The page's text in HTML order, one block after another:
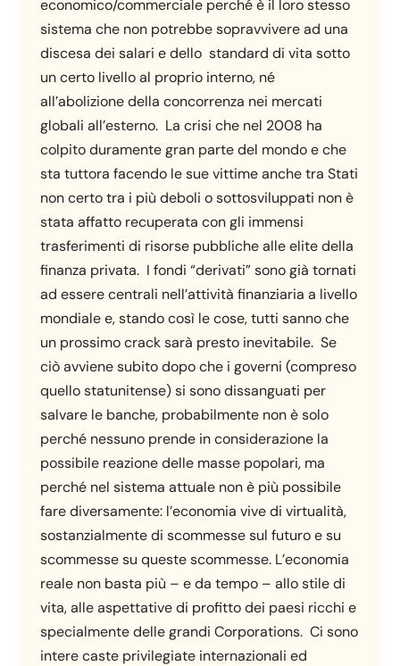
economico/commerciale perché è il loro stesso
sistema che non potrebbe sopravvivere ad una
discesa dei salari e dello standard di vita sotto
un certo livello al proprio interno, né
all’abolizione della concorrenza nei mercati
globali all’esterno. La crisi che nel 2008 ha
colpito duramente gran parte del mondo e che
sta tuttora facendo le sue vittime anche tra Stati
non certo tra i più deboli o sottosviluppati non è
stata affatto recuperata con gli immensi
trasferimenti di risorse pubbliche alle elite della
finanza privata. I fondi “derivati” sono già tornati
ad essere centrali nell’attività finanziaria a livello
mondiale e, stando così le cose, tutti sanno che
un prossimo crack sarà presto inevitabile. Se
ciò avviene subito dopo che i governi (compreso
quello statunitense) si sono dissanguati per
salvare le banche, probabilmente non è solo
perché nessuno prende in considerazione la
possibile reazione delle masse popolari, ma
perché nel sistema attuale non è più possibile
fare diversamente: l’economia vive di virtualità,
sostanzialmente di scommesse sul futuro e su
scommesse su queste scommesse. L’economia
reale non basta più – e da tempo – allo stile di
vita, alle aspettative di profitto dei paesi ricchi e
specialmente delle grandi Corporations. Ci sono
intere caste privilegiate internazionali ed